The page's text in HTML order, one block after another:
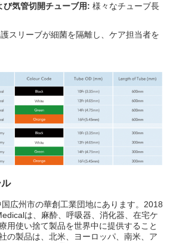
び気管切開チューブ用: 様々なチューブ長
スリーブが細菌を隔離し、ケア担当者を
広州市の華創工業団地にあります。2018
は、麻酔、呼吸器、消化器、在宅ケ
用使い捨て製品を世界中に提供すること
の製品は、北米、ヨーロッパ、南米、ア